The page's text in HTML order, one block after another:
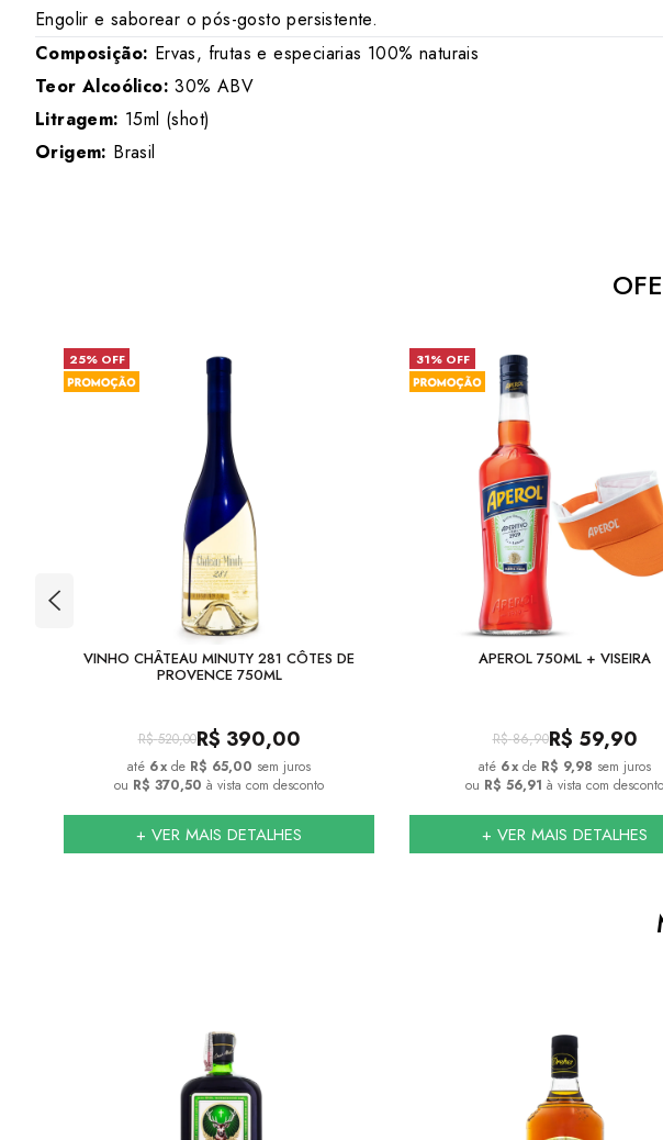
Engolir e saborear o pós-gosto persistente.
Composição: Ervas, frutas e especiarias 100% naturais
Teor Alcoólico: 30% ABV
Litragem: 15ml (shot)
Origem: Brasil
25% OFF
VINHO CHÂTEAU MINUTY 281 CÔTES DE
PROVENCE 750ML
R$ 520,00R$ 390,00
6x de R$ 65,00 sem juros
ou R$ 370,50 à vista com desconto
+ VER MAIS DETALHES
31% OFF
APEROL 750ML + VISEIRA
R$ 86,90R$ 59,90
6x de R$ 9,98 sem juros
ou R$ 56,91 à vista com desconto
+ VER MAIS DETALHES